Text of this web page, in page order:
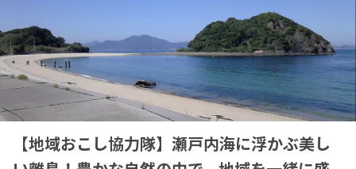
【地域おこし協力隊】瀬戸内海に浮かぶ美し